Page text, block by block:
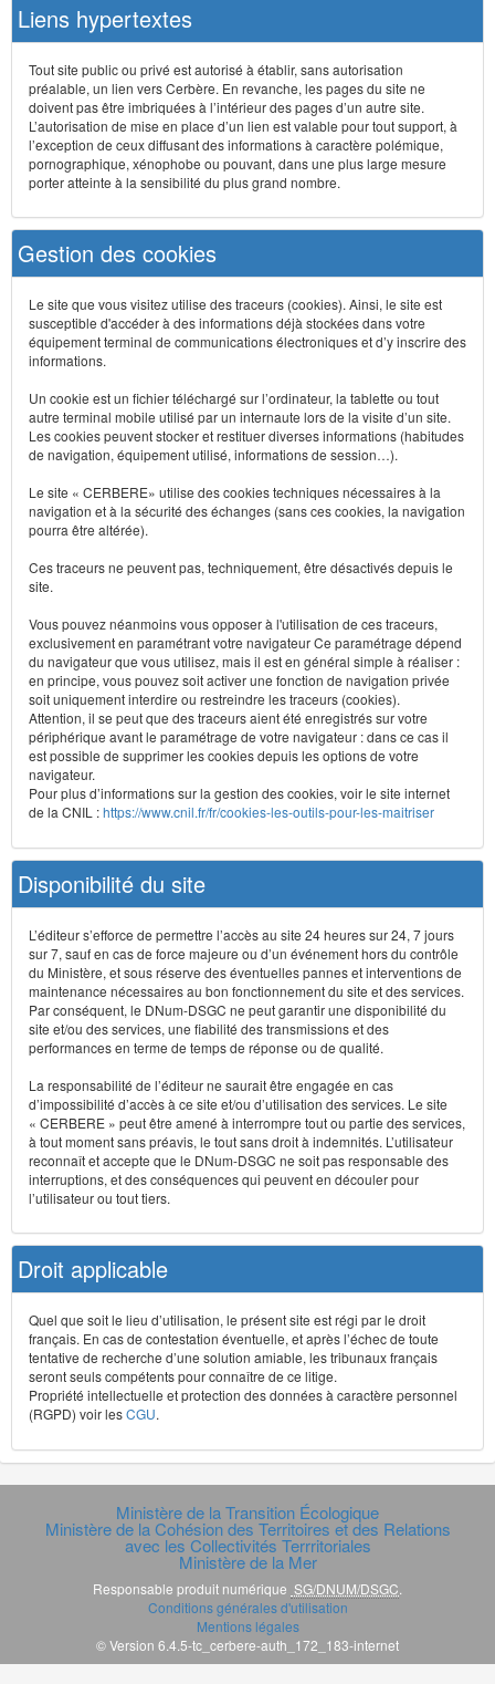
Liens hypertextes
Tout site public ou privé est autorisé à établir, sans autorisation
préalable, un lien vers Cerbère. En revanche, les pages du site ne
doivent pas être imbriquées à l’intérieur des pages d’un autre site.
L’autorisation de mise en place d’un lien est valable pour tout support, à
l’exception de ceux diffusant des informations à caractère polémique,
pornographique, xénophobe ou pouvant, dans une plus large mesure
porter atteinte à la sensibilité du plus grand nombre.
Gestion des cookies
Le site que vous visitez utilise des traceurs (cookies). Ainsi, le site est
susceptible d'accéder à des informations déjà stockées dans votre
équipement terminal de communications électroniques et d’y inscrire des
informations.
Un cookie est un fichier téléchargé sur l’ordinateur, la tablette ou tout
autre terminal mobile utilisé par un internaute lors de la visite d’un site.
Les cookies peuvent stocker et restituer diverses informations (habitudes
de navigation, équipement utilisé, informations de session…).
Le site « CERBERE» utilise des cookies techniques nécessaires à la
navigation et à la sécurité des échanges (sans ces cookies, la navigation
pourra être altérée).
Ces traceurs ne peuvent pas, techniquement, être désactivés depuis le
site.
Vous pouvez néanmoins vous opposer à l'utilisation de ces traceurs,
exclusivement en paramétrant votre navigateur Ce paramétrage dépend
du navigateur que vous utilisez, mais il est en général simple à réaliser :
en principe, vous pouvez soit activer une fonction de navigation privée
soit uniquement interdire ou restreindre les traceurs (cookies).
Attention, il se peut que des traceurs aient été enregistrés sur votre
périphérique avant le paramétrage de votre navigateur : dans ce cas il
est possible de supprimer les cookies depuis les options de votre
navigateur.
Pour plus d’informations sur la gestion des cookies, voir le site internet
de la CNIL :https://www.cnil.fr/fr/cookies-les-outils-pour-les-maitriser
Disponibilité du site
L’éditeur s’efforce de permettre l’accès au site 24 heures sur 24, 7 jours
sur 7, sauf en cas de force majeure ou d’un événement hors du contrôle
du Ministère, et sous réserve des éventuelles pannes et interventions de
maintenance nécessaires au bon fonctionnement du site et des services.
Par conséquent, le DNum-DSGC ne peut garantir une disponibilité du
site et/ou des services, une fiabilité des transmissions et des
performances en terme de temps de réponse ou de qualité.
La responsabilité de l’éditeur ne saurait être engagée en cas
d’impossibilité d’accès à ce site et/ou d’utilisation des services. Le site
« CERBERE » peut être amené à interrompre tout ou partie des services,
à tout moment sans préavis, le tout sans droit à indemnités. L’utilisateur
reconnaît et accepte que le DNum-DSGC ne soit pas responsable des
interruptions, et des conséquences qui peuvent en découler pour
l’utilisateur ou tout tiers.
Droit applicable
Quel que soit le lieu d’utilisation, le présent site est régi par le droit
français. En cas de contestation éventuelle, et après l’échec de toute
tentative de recherche d’une solution amiable, les tribunaux français
seront seuls compétents pour connaître de ce litige.
Propriété intellectuelle et protection des données à caractère personnel
(RGPD) voir lesCGU.
Ministère de la Transition Écologique
Ministère de la Cohésion des Territoires et des Relations
avec les Collectivités Terrritoriales
Ministère de la Mer
Responsable produit numérique SG/DNUM/DSGC
Conditions générales d'utilisation
Mentions légales
© Version 6.4.5-tc_cerbere-auth_172_183-internet